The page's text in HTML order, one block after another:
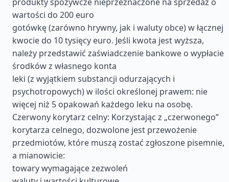
wartości do 200 euro
gotówkę (zarówno hrywny, jak i waluty obce) w łącznej
kwocie do 10 tysięcy euro. Jeśli kwota jest wyższa,
należy przedstawić zaświadczenie bankowe o wypłacie
środków z własnego konta
leki (z wyjątkiem substancji odurzających i
psychotropowych) w ilości określonej prawem: nie
więcej niż 5 opakowań każdego leku na osobę.
Czerwony korytarz celny: Korzystając z „czerwonego”
korytarza celnego, dozwolone jest przewożenie
przedmiotów, które muszą zostać zgłoszone pisemnie,
a mianowicie:
towary wymagające zezwoleń